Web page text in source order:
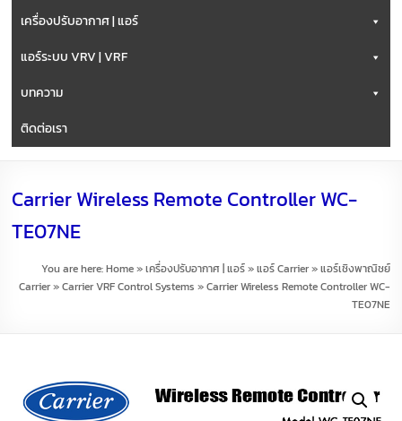
เครื่องปรับอากาศ | แอร์
แอร์ระบบ VRV | VRF
บทความ
ติดต่อเรา
Carrier Wireless Remote Controller WC-
TE07NE
You are here:Home»เครื่องปรับอากาศ | แอร์»แอร์ Carrier»แอร์เชิงพาณิชย์
Carrier»Carrier VRF Control Systems »Carrier Wireless Remote Controller WC-
TE07NE